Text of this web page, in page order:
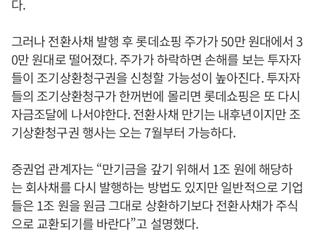
다.
그러나 전환사채 발행 후 롯데쇼핑 주가가 50만 원대에서 3
0만 원대로 떨어졌다. 주가가 하락하면 손해를 보는 투자자
들이 조기상환청구권을 신청할 가능성이 높아진다. 투자자
들의 조기상환청구가 한꺼번에 몰리면 롯데쇼핑은 또 다시
자금조달에 나서야한다. 전환사채 만기는 내후년이지만 조
기상환청구권 행사는 오는 7월부터 가능하다.
증권업 관계자는 “만기금을 갚기 위해서 1조 원에 해당하
는 회사채를 다시 발행하는 방법도 있지만 일반적으로 기업
들은 1조 원을 원금 그대로 상환하기보다 전환사채가 주식
으로 교환되기를 바란다”고 설명했다.